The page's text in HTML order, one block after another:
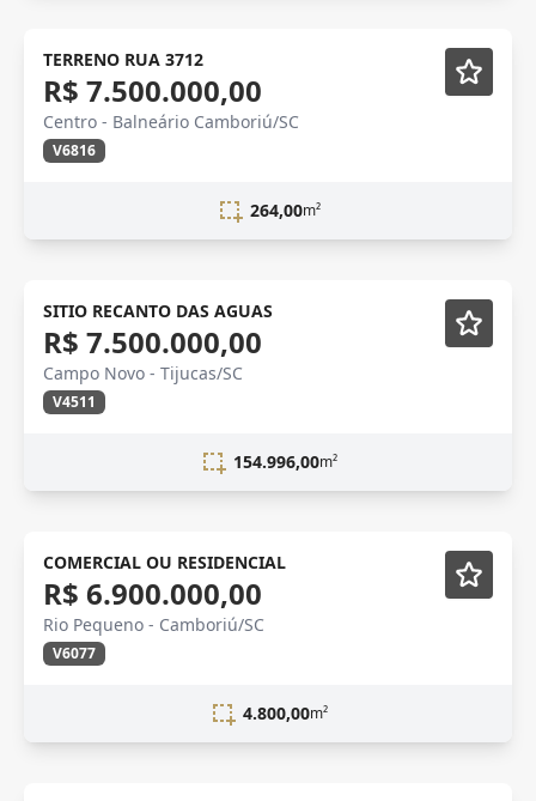
Novidade
TERRENO RUA 3712
R$ 7.500.000,00
Centro - Balneário Camboriú/SC
V6816
264,00m²
SITIO RECANTO DAS AGUAS
R$ 7.500.000,00
Campo Novo - Tijucas/SC
V4511
154.996,00m²
COMERCIAL OU RESIDENCIAL
R$ 6.900.000,00
Rio Pequeno - Camboriú/SC
V6077
4.800,00m²